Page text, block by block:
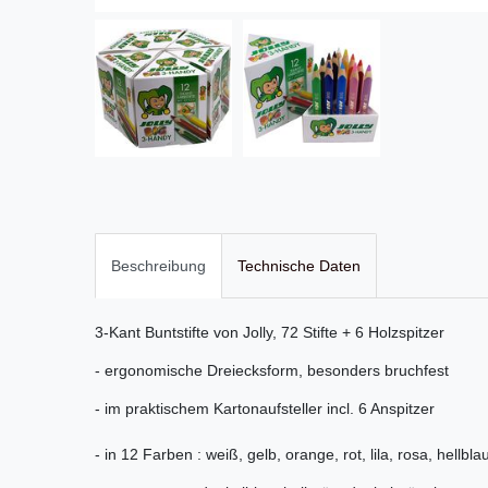
Beschreibung Technische Daten
3-Kant Buntstifte von Jolly, 72 Stifte + 6 Holzspitzer
- ergonomische Dreiecksform, besonders bruchfest
- im praktischem Kartonaufsteller incl. 6 Anspitzer
- in 12 Farben : weiß, gelb, orange, rot, lila, rosa,